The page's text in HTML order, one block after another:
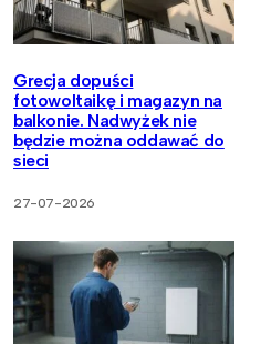
Grecja dopuści
fotowoltaikę i magazyn na
balkonie. Nadwyżek nie
będzie można oddawać do
sieci
27-07-2026